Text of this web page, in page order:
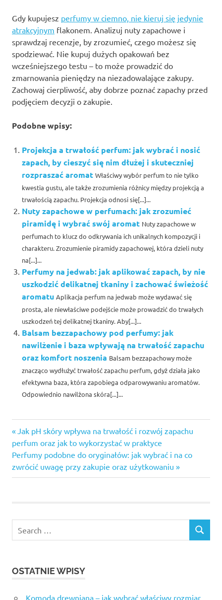
Gdy kupujesz perfumy w ciemno, nie kieruj się jedynie
atrakcyjnym flakonem. Analizuj nuty zapachowe i
sprawdzaj recenzje, by zrozumieć, czego możesz się
spodziewać. Nie kupuj dużych opakowań bez
wcześniejszego testu – to może prowadzić do
zmarnowania pieniędzy na niezadowalające zakupy.
Zachowaj cierpliwość, aby dobrze poznać zapachy przed
podjęciem decyzji o zakupie.
Podobne wpisy:
Projekcja a trwałość perfum: jak wybrać i nosić
zapach, by cieszyć się nim dłużej i skuteczniej
rozpraszać aromat Właściwy wybór perfum to nie tylko
kwestia gustu, ale także zrozumienia różnicy między projekcją a
trwałością zapachu. Projekcja odnosi się[...]...
Nuty zapachowe w perfumach: jak zrozumieć
piramidę i wybrać swój aromat Nuty zapachowe w
perfumach to klucz do odkrywania ich unikalnych kompozycji i
charakteru. Zrozumienie piramidy zapachowej, która dzieli nuty
na[...]...
Perfumy na jedwab: jak aplikować zapach, by nie
uszkodzić delikatnej tkaniny i zachować świeżość
aromatu Aplikacja perfum na jedwab może wydawać się
prosta, ale niewłaściwe podejście może prowadzić do trwałych
uszkodzeń tej delikatnej tkaniny. Aby[...]...
Balsam bezzapachowy pod perfumy: jak
nawilżenie i baza wpływają na trwałość zapachu
oraz komfort noszenia Balsam bezzapachowy może
znacząco wydłużyć trwałość zapachu perfum, gdyż działa jako
efektywna baza, która zapobiega odparowywaniu aromatów.
Odpowiednio nawilżona skóra[...]...
Nawigacja
wpisu
Previous
Post:
Jak pH skóry wpływa na trwałość i rozwój zapachu
perfum oraz jak to wykorzystać w praktyce
Next
Post:
Perfumy podobne do oryginałów: jak wybrać i na co
zwrócić uwagę przy zakupie oraz użytkowaniu
OSTATNIE WPISY
Komoda drewniana – jak wybrać właściwy rozmiar,